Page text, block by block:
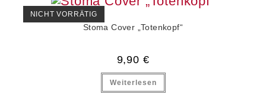
NICHT VORRÄTIG
Stoma Cover „Totenkopf“
9,90 €
Weiterlesen